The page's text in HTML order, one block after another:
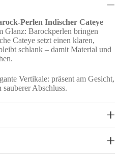
Perlen Indischer Cateye
Glanz: Barockperlen bringen
Cateye setzt einen klaren,
schlank – damit Material und
Vertikale: präsent am Gesicht,
Abschluss.